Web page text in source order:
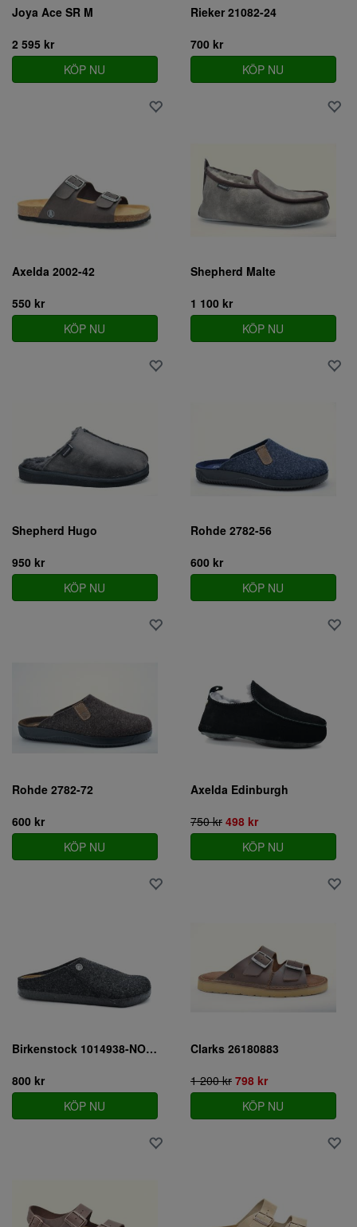
Joya Ace SR M
2 595 kr
KÖP NU
Rieker 21082-24
700 kr
KÖP NU
Axelda 2002-42
550 kr
KÖP NU
Shepherd Malte
1 100 kr
KÖP NU
Shepherd Hugo
950 kr
KÖP NU
Rohde 2782-56
600 kr
KÖP NU
Rohde 2782-72
600 kr
KÖP NU
Axelda Edinburgh
750 kr 498 kr
KÖP NU
Birkenstock 1014938-NORMAL
800 kr
KÖP NU
Clarks 26180883
1 200 kr 798 kr
KÖP NU